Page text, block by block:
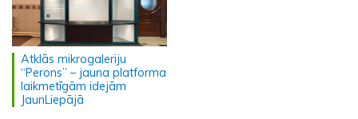
Atklās mikrogaleriju
“Perons” – jauna platforma
laikmetīgām idejām
JaunLiepājā